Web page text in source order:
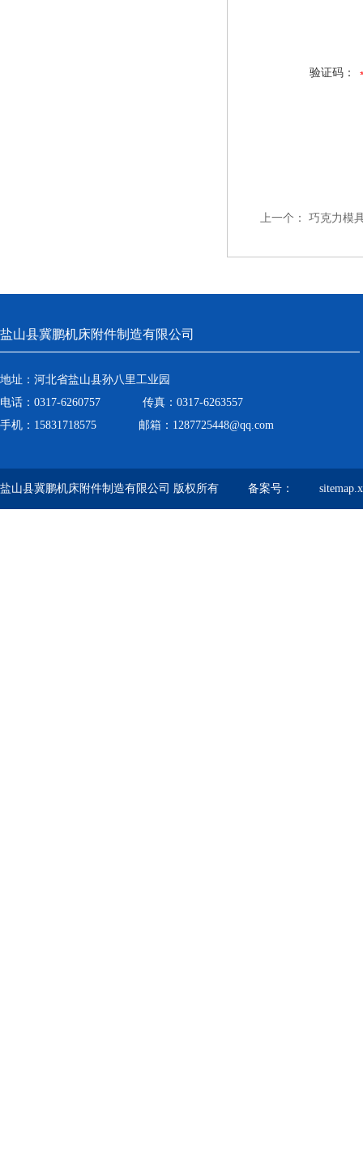
验证码：
上一个： 巧克力模
盐山县冀鹏机床附件制造有限公司
地址：河北省盐山县孙八里工业园
电话：0317-6260757 传真：0317-6263557
手机：15831718575 邮箱：1287725448@qq.com
盐山县冀鹏机床附件制造有限公司 版权所有 备案号：